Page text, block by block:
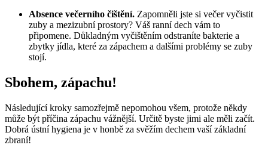
Absence večerního čištění. Zapomněli jste si večer vyčistit
zuby a mezizubní prostory? Váš ranní dech vám to
připomene. Důkladným vyčištěním odstraníte bakterie a
zbytky jídla, které za zápachem a dalšími problémy se zuby
stojí.
Sbohem, zápachu!
Následující kroky samozřejmě nepomohou všem, protože někdy
může být příčina zápachu vážnější. Určitě byste jimi ale měli začít.
Dobrá ústní hygiena je v honbě za svěžím dechem vaší základní
zbraní!